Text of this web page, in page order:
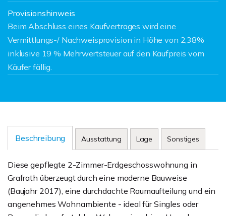
Provisionshinweis
Beim Abschluss eines Kaufvertrages wird eine
Vermittlungs-/ Nachweisprovision in Höhe von 2,38%
inklusive 19 % Mehrwertsteuer auf den Kaufpreis vom
Käufer fällig.
Beschreibung Ausstattung Lage Sonstiges
Diese gepflegte 2-Zimmer-Erdgeschosswohnung in
Grafrath überzeugt durch eine moderne Bauweise
(Baujahr 2017), eine durchdachte Raumaufteilung und ein
angenehmes Wohnambiente - ideal für Singles oder